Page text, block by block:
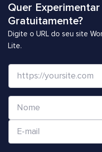
Quer Experimentar
Gratuitamente?
Digite o URL do seu site
Lite.
t
/
e